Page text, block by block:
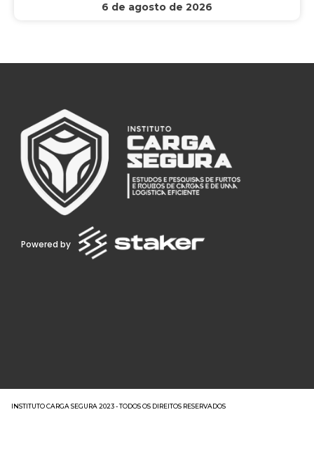
6 de agosto de 2026
Powered by
INSTITUTO CARGA SEGURA 2023 - TODOS OS DIREITOS RESERVADOS